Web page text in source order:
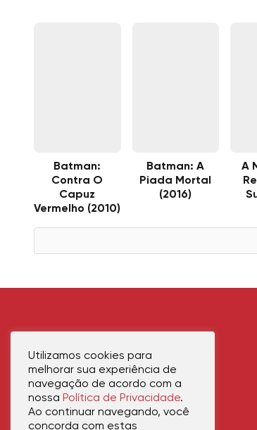
Batman:
Contra O
Capuz
Vermelho (2010)
Batman: A
Piada Mortal
(2016)
A
Utilizamos cookies para
melhorar sua experiência de
navegação de acordo com a
nossa Política de Privacidade.
Ao continuar navegando, você
concorda com estas